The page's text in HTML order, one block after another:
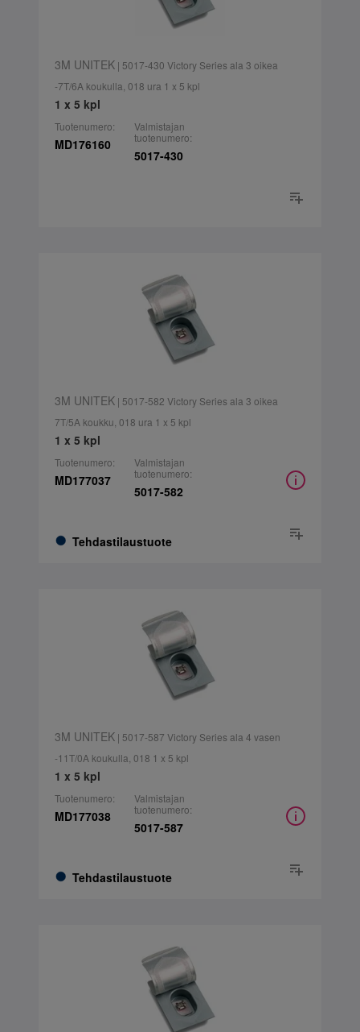
3M UNITEK| 5017-430 Victory Series ala 3 oikea
-7T/6A koukulla, 018 ura 1 x 5 kpl
1 x 5 kpl
Tuotenumero:
MD176160
Valmistajan
tuotenumero:
5017-430
3M UNITEK| 5017-582 Victory Series ala 3 oikea
7T/5A koukku, 018 ura 1 x 5 kpl
1 x 5 kpl
Tuotenumero:
MD177037
Tehdastilaustuote
Valmistajan
tuotenumero:
5017-582
3M UNITEK| 5017-587 Victory Series ala 4 vasen
-11T/0A koukulla, 018 1 x 5 kpl
1 x 5 kpl
Tuotenumero:
MD177038
Tehdastilaustuote
Valmistajan
tuotenumero:
5017-587